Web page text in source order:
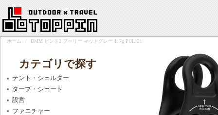
ホーム / DMM ピント2 プーリー マットグレー 117g PUL131
カテゴリで探す
テント・シェルター
タープ・シェード
設営
ファニチャー